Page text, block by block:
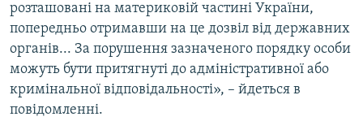
розташовані на материковій частині України,
попередньо отримавши на це дозвіл від державних
органів... За порушення зазначеного порядку особи
можуть бути притягнуті до адміністративної або
кримінальної відповідальності», – йдеться в
повідомленні.